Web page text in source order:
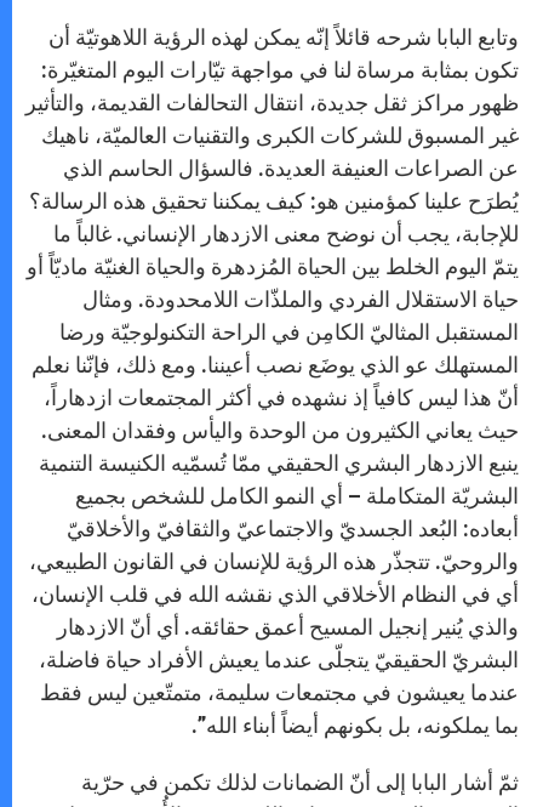
وتابع البابا شرحه قائلاً إنّه يمكن لهذه الرؤية اللاهوتيّة أن
تكون بمثابة مرساة لنا في مواجهة تيّارات اليوم المتغيّرة:
ظهور مراكز ثقل جديدة، انتقال التحالفات القديمة، والتأثير
غير المسبوق للشركات الكبرى والتقنيات العالميّة، ناهيك
عن الصراعات العنيفة العديدة. فالسؤال الحاسم الذي
يُطرَح علينا كمؤمنين هو: كيف يمكننا تحقيق هذه الرسالة؟
للإجابة، يجب أن نوضح معنى الازدهار الإنساني. غالباً ما
يتمّ اليوم الخلط بين الحياة المُزدهرة والحياة الغنيّة ماديّاً أو
حياة الاستقلال الفردي والملذّات اللامحدودة. ومثال
المستقبل المثاليّ الكامِن في الراحة التكنولوجيّة ورضا
المستهلك عو الذي يوضَع نصب أعيننا. ومع ذلك، فإنّنا نعلم
أنّ هذا ليس كافياً إذ نشهده في أكثر المجتمعات ازدهاراً،
حيث يعاني الكثيرون من الوحدة واليأس وفقدان المعنى.
ينبع الازدهار البشري الحقيقي ممّا تُسمّيه الكنيسة التنمية
البشريّة المتكاملة – أي النمو الكامل للشخص بجميع
أبعاده: البُعد الجسديّ والاجتماعيّ والثقافيّ والأخلاقيّ
والروحيّ. تتجذّر هذه الرؤية للإنسان في القانون الطبيعي،
أي في النظام الأخلاقي الذي نقشه الله في قلب الإنسان،
والذي يُنير إنجيل المسيح أعمق حقائقه. أي أنّ الازدهار
البشريّ الحقيقيّ يتجلّى عندما يعيش الأفراد حياة فاضلة،
عندما يعيشون في مجتمعات سليمة، متمتّعين ليس فقط
بما يملكونه، بل بكونهم أيضاً أبناء الله”.
ثمّ أشار البابا إلى أنّ الضمانات لذلك تكمن في حرّية